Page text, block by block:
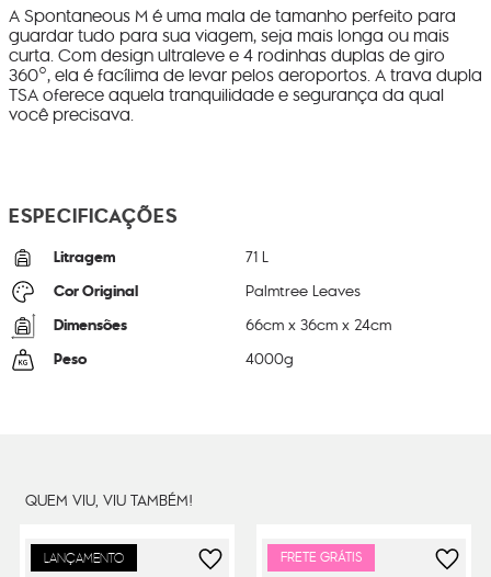
A Spontaneous M é uma mala de tamanho perfeito para
guardar tudo para sua viagem, seja mais longa ou mais
curta. Com design ultraleve e 4 rodinhas duplas de giro
360°, ela é facílima de levar pelos aeroportos. A trava dupla
TSA oferece aquela tranquilidade e segurança da qual
você precisava.
ESPECIFICAÇÕES
Litragem 71 L
Cor Original Palmtree Leaves
Dimensões 66cm x36cm x24cm
Peso 4000g
QUEM VIU, VIU TAMBÉM!
LANÇAMENTO FRETE GRÁTIS